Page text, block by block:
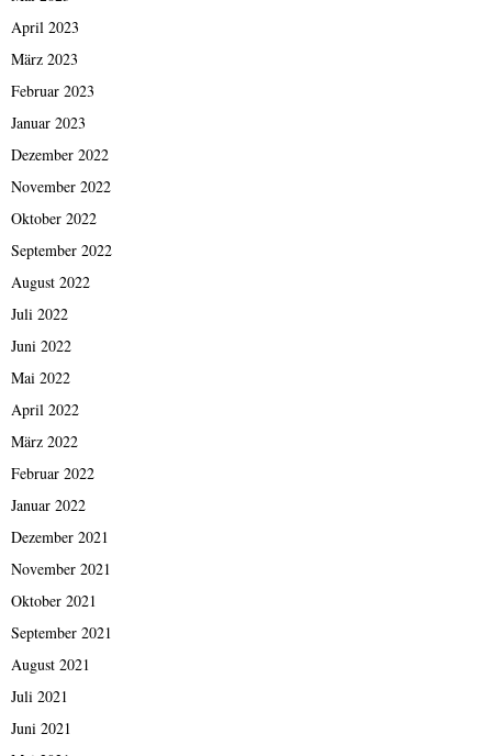
April 2023
März 2023
Februar 2023
Januar 2023
Dezember 2022
November 2022
Oktober 2022
September 2022
August 2022
Juli 2022
Juni 2022
Mai 2022
April 2022
März 2022
Februar 2022
Januar 2022
Dezember 2021
November 2021
Oktober 2021
September 2021
August 2021
Juli 2021
Juni 2021